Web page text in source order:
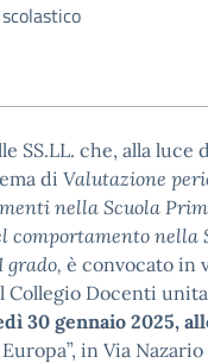
SS.LL. che, alla luce
di Valutazione
nella Scuola
comportamento nella
grado, è convocato in
Collegio Docenti
30 gennaio 2025,
in Via